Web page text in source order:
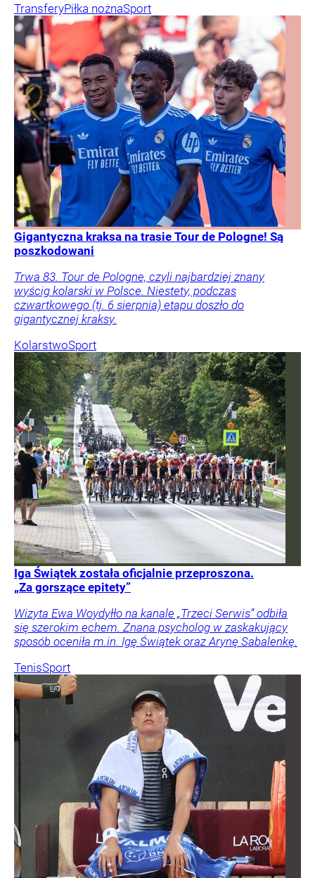
TransferyPiłka nożnaSport
Gigantyczna kraksa na trasie Tour de Pologne! Są
poszkodowani
Trwa 83. Tour de Pologne, czyli najbardziej znany
wyścig kolarski w Polsce. Niestety, podczas
czwartkowego (tj. 6 sierpnia) etapu doszło do
gigantycznej kraksy.
KolarstwoSport
Iga Świątek została oficjalnie przeproszona.
„Za gorszące epitety”
Wizyta Ewa Woydyłło na kanale „Trzeci Serwis” odbiła
się szerokim echem. Znana psycholog w zaskakujący
sposób oceniła m.in. Igę Świątek oraz Arynę Sabalenkę.
TenisSport